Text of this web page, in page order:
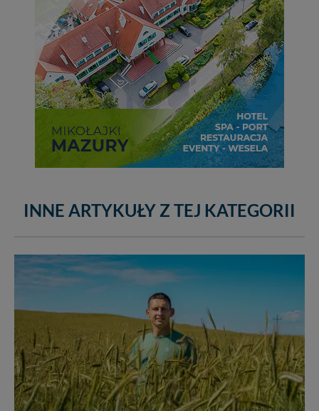
INNE ARTYKUŁY Z TEJ KATEGORII